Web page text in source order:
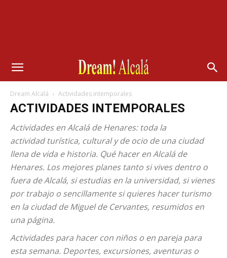
Dream Alcalá Actividades intemporales
ACTIVIDADES INTEMPORALES
Actividades en Alcalá de Henares: toda la
actividad turística, cultural y de ocio de una ciudad
llena de vida e historia. Qué hacer en Alcalá de
Henares. Los mejores planes tanto si vives dentro o
fuera de Alcalá, si estudias en la universidad, si vienes
por trabajo o sencillamente si quieres hacer turismo
en la ciudad de Miguel de Cervantes, resumidos en
una página.
Actividades para hacer con niños o en pareja para
esta semana. Deportes, excursiones, aventuras o